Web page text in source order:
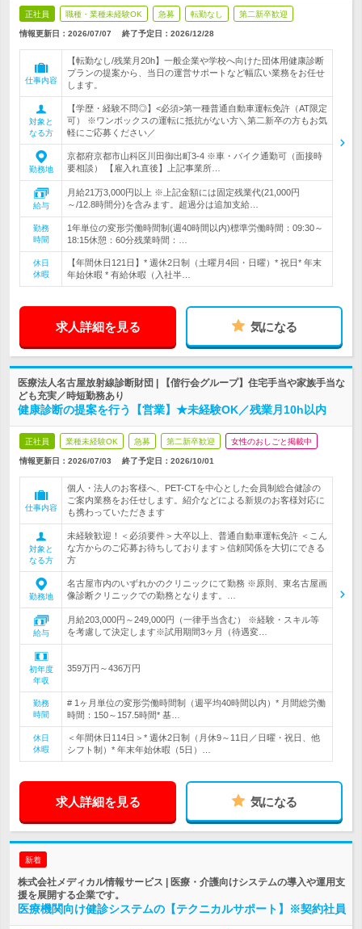
正社員 職種・業種未経験OK 急募 転勤なし 第二新卒歓迎
情報更新日：2026/07/07 終了予定日： 2026/12/28
仕事内容
【転勤なし/残業月20h】一般企業や学校へ向けた団体用健康診断
プランの提案から、当日の運営サポートなど幅広い業務をお任せ
します。
対象と
なる方
【学歴・経験不問◎】<必須>第一種普通自動車運転免許（AT限定
可） ※ワンボックスの運転に抵抗がない方＼第二新卒の方もお気
軽にご応募ください／
勤務地
京都府京都市山科区川田御出町3-4 ※車・バイク通勤可（面接時
要相談） 【雇入れ直後】上記事業所…
給与
月給21万3,000円以上 ※上記金額には固定残業代(21,000円
～/12.8時間分)を含みます。超過分は追加支給…
勤務
時間
1年単位の変形労働時間制(週40時間以内)標準労働時間：09:30～
18:15休憩：60分残業時間：…
休日
休暇
【年間休日121日】* 週休2日制（土曜月4回・日曜）* 祝日* 年末
年始休暇 * 有給休暇（入社半…
求人詳細を見る 気になる
医療法人名古屋放射線診断財団 | 【偕行会グループ】住宅手当や家族手当な
ども充実／時短勤務あり
健康診断の提案を行う【営業】★未経験OK／残業月10h以内
正社員 業種未経験OK 急募 第二新卒歓迎 女性のおしごと掲載中
情報更新日：2026/07/03 終了予定日： 2026/10/01
仕事内容
個人・法人のお客様へ、PET-CTを中心とした会員制総合健診の
ご案内業務をお任せします。紹介などによる新規のお客様対応に
も携わっていただきます
対象と
なる方
未経験歓迎！＜必須要件＞大卒以上、普通自動車運転免許 ＜こん
な方からのご応募お待ちしております＞信頼関係を大切にできる
方
勤務地
名古屋市内のいずれかのクリニックにて勤務 ※原則、東名古屋画
像診断クリニックでの勤務となります。…
給与
月給203,000円～249,000円（一律手当含む） ※経験・スキル等
を考慮して決定します※試用期間3ヶ月（待遇変…
初年度
年収
359万円～436万円
勤務
時間
# 1ヶ月単位の変形労働時間制（週平均40時間以内）* 月間総労働
時間：150～157.5時間* 基…
休日
休暇
＜年間休日114日＞* 週休2日制（月休9～11日／日曜・祝日、他
シフト制）* 年末年始休暇（5日）…
求人詳細を見る 気になる
新着
株式会社メディカル情報サービス | 医療・介護向けシステムの導入や運用支
援を展開する企業です。
医療機関向け健診システムの【テクニカルサポート】※契約社員